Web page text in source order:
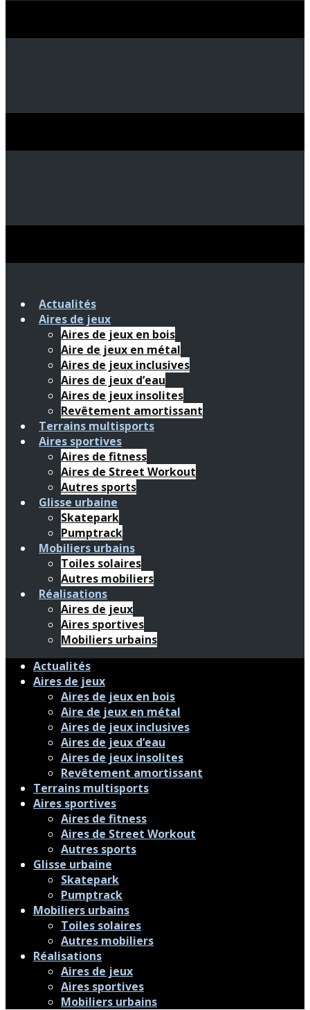
Actualités
Aires de jeux
Aires de jeux en bois
Aire de jeux en métal
Aires de jeux inclusives
Aires de jeux d’eau
Aires de jeux insolites
Revêtement amortissant
Terrains multisports
Aires sportives
Aires de fitness
Aires de Street Workout
Autres sports
Glisse urbaine
Skatepark
Pumptrack
Mobiliers urbains
Toiles solaires
Autres mobiliers
Réalisations
Aires de jeux
Aires sportives
Mobiliers urbains
Actualités
Aires de jeux
Aires de jeux en bois
Aire de jeux en métal
Aires de jeux inclusives
Aires de jeux d’eau
Aires de jeux insolites
Revêtement amortissant
Terrains multisports
Aires sportives
Aires de fitness
Aires de Street Workout
Autres sports
Glisse urbaine
Skatepark
Pumptrack
Mobiliers urbains
Toiles solaires
Autres mobiliers
Réalisations
Aires de jeux
Aires sportives
Mobiliers urbains